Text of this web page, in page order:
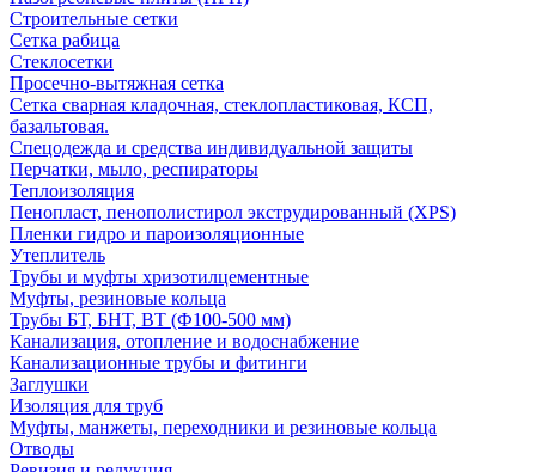
Строительные сетки
Сетка рабица
Стеклосетки
Просечно-вытяжная сетка
Сетка сварная кладочная, стеклопластиковая, КСП,
базальтовая.
Спецодежда и средства индивидуальной защиты
Перчатки, мыло, респираторы
Теплоизоляция
Пенопласт, пенополистирол экструдированный (XPS)
Пленки гидро и пароизоляционные
Утеплитель
Трубы и муфты хризотилцементные
Муфты, резиновые кольца
Трубы БТ, БНТ, ВТ (Ф100-500 мм)
Канализация, отопление и водоснабжение
Канализационные трубы и фитинги
Заглушки
Изоляция для труб
Муфты, манжеты, переходники и резиновые кольца
Отводы